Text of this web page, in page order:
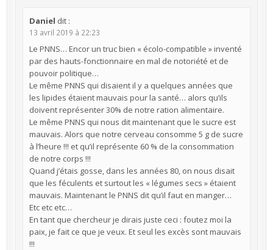
Daniel dit :
13 avril 2019 à 22:23
Le PNNS… Encor un truc bien « écolo-compatible » inventé
par des hauts-fonctionnaire en mal de notoriété et de
pouvoir politique…
Le même PNNS qui disaient il y a quelques années que
les lipides étaient mauvais pour la santé… alors qu’ils
doivent représenter 30% de notre ration alimentaire.
Le même PNNS qui nous dit maintenant que le sucre est
mauvais. Alors que notre cerveau consomme 5 g de sucre
à l’heure !!! et qu’il représente 60 % de la consommation
de notre corps !!!
Quand j’étais gosse, dans les années 80, on nous disait
que les féculents et surtout les « légumes secs » étaient
mauvais. Maintenant le PNNS dit qu’il faut en manger…
Etc etc etc…
En tant que chercheur je dirais juste ceci : foutez moi la
paix, je fait ce que je veux. Et seul les excès sont mauvais
!!!